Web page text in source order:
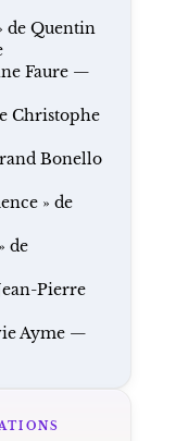
de Quentin
Faure —
Christophe
Bonello
» de
de
Pierre
Ayme —